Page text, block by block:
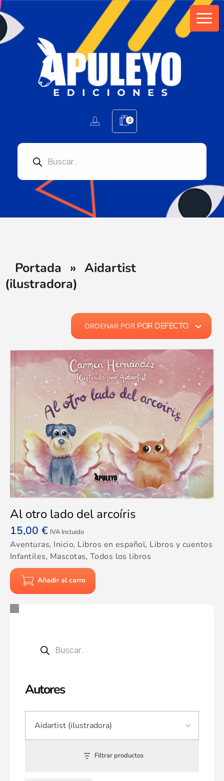
0
Portada » Aidartist
(ilustradora)
Autores
Filtrar productos
ORDENAR POR POR DEFECTO
Al otro lado del arcoíris
15,00 € IVA Incluido
Aventuras, Inicio, Libros en español, Libros y cuentos
Infantiles, Mascotas, Todos los libros
Añadir al carro